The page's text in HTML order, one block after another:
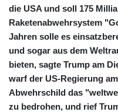
die USA und soll 175
Raketenabwehrsystem
Jahren solle es
und sogar aus dem
bieten, sagte Trump am
warf der US-Regierung
Abwehrschild das
zu bedrohen, und rief